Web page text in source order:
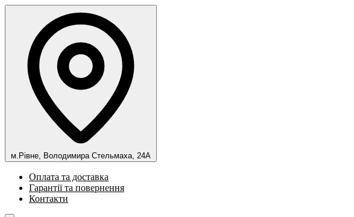
м.Рівне, Володимира Стельмаха, 24А
Оплата та доставка
Гарантії та повернення
Контакти